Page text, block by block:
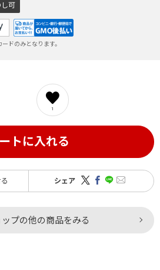
し可
ドのみとなります。
1
トに入れる
シェア
ップの他の商品をみる